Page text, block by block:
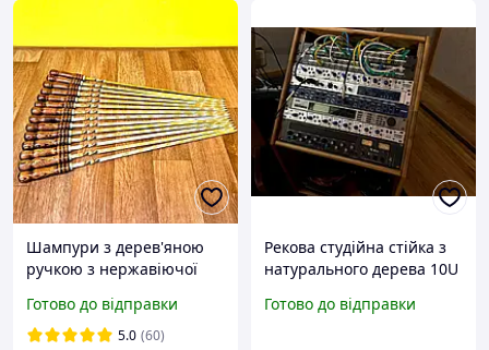
Шампури з дерев'яною
ручкою з нержавіючої
нержавійки 3мм.
Подарункові шампури
Готово до відправки
5.0 (60)
Рекова студійна стійка з
натурального дерева 10U
Готово до відправки